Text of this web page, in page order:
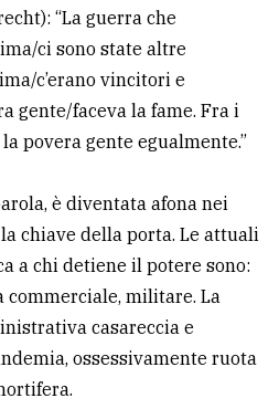
“La guerra che
ci sono state altre
c’erano vincitori e
gente/faceva la fame. Fra i
povera gente egualmente.”
è diventata afona nei
chiave della porta. Le attuali
a chi detiene il potere sono:
commerciale, militare. La
casareccia e
ossessivamente ruota